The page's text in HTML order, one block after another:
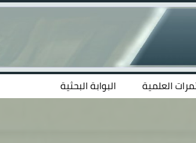
العلمية البوابة البحثية